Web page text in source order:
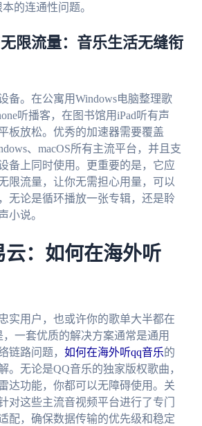
的连通性问题。
限流量：音乐生活无缝衔
备。在公寓用Windows电脑整理歌
听播客，在图书馆用iPad听有声
板放松。优秀的加速器需要覆盖
、macOS所有主流平台，并且支
备上同时使用。更重要的是，它应
限流量，让你无需担心用量，可以
无论是循环播放一张专辑，还是聆
小说。
云：如何在海外听
实用户，也或许你的歌单大半都在
一套优质的解决方案通常是通用
链路问题， 如何在海外听qq音乐的
。无论是QQ音乐的独家版权歌曲，
达功能，你都可以无障碍使用。关
对这些主流音视频平台进行了专门
配，确保数据传输的优先级和稳定